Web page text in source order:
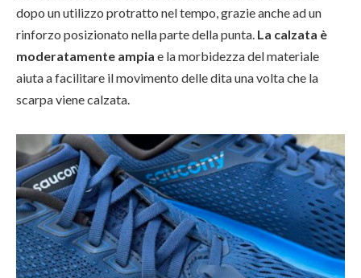
dopo un utilizzo protratto nel tempo, grazie anche ad un
rinforzo posizionato nella parte della punta. La calzata è
moderatamente ampia e la morbidezza del materiale
aiuta a facilitare il movimento delle dita una volta che la
scarpa viene calzata.